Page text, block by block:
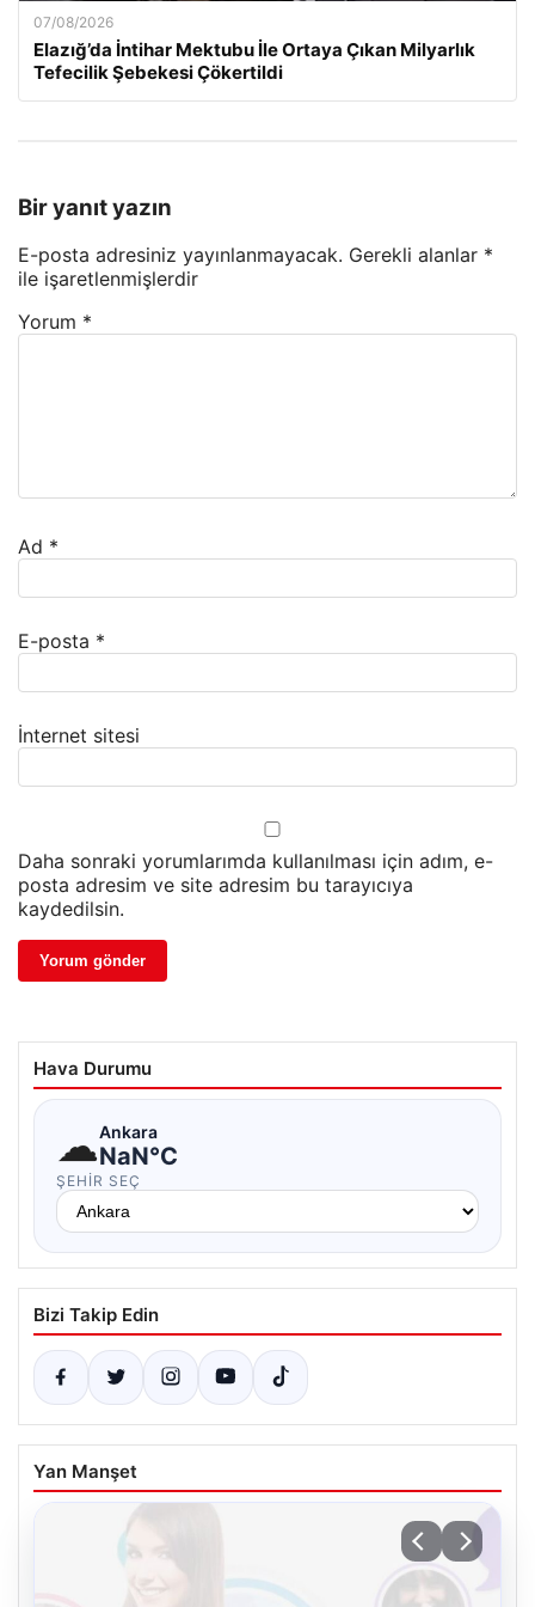
07/08/2026
Elazığ’da İntihar Mektubu İle Ortaya Çıkan Milyarlık
Tefecilik Şebekesi Çökertildi
Bir yanıt yazın
E-posta adresiniz yayınlanmayacak. Gerekli alanlar *
ile işaretlenmişlerdir
Yorum *
Ad *
E-posta *
İnternet sitesi
Daha sonraki yorumlarımda kullanılması için adım, e-
posta adresim ve site adresim bu tarayıcıya
kaydedilsin.
Hava Durumu
☁Ankara
NaN°C
ŞEHIR SEÇ
Bizi Takip Edin
Yan Manşet